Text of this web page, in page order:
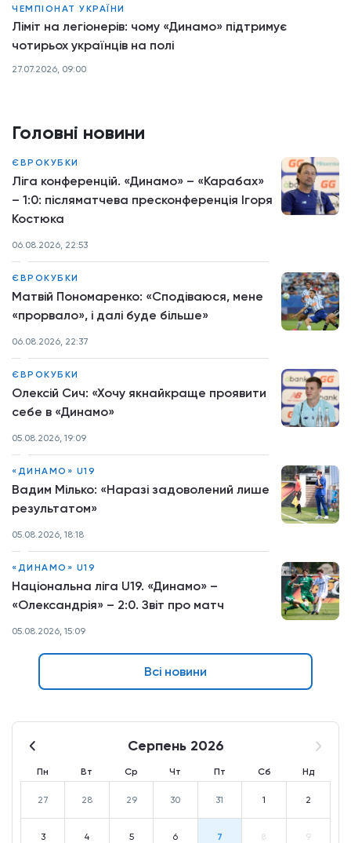
Головні новини
ЄВРОКУБКИ
Ліга конференцій. «Динамо» – «Карабах»
– 1:0: післяматчева пресконференція Ігоря
Костюка
06.08.2026, 22:53
ЄВРОКУБКИ
Матвій Пономаренко: «Сподіваюся, мене
«прорвало», і далі буде більше»
06.08.2026, 22:37
ЄВРОКУБКИ
Олексій Сич: «Хочу якнайкраще проявити
себе в «Динамо»
05.08.2026, 19:09
«ДИНАМО» U19
Вадим Мілько: «Наразі задоволений лише
результатом»
05.08.2026, 18:18
«ДИНАМО» U19
Національна ліга U19. «Динамо» –
«Олександрія» – 2:0. Звіт про матч
05.08.2026, 15:09
Всі новини
Серпень 2026
Пн Вт Ср Чт Пт Сб Нд
27 28 29 30 31 1 2
3 4 5 6 7 8 9
ЧЕМПІОНАТ УКРАЇНИ
Ліміт на легіонерів: чому «Динамо» підтримує
чотирьох українців на полі
27.07.2026, 09:00